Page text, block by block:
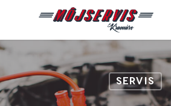
content
SERVIS